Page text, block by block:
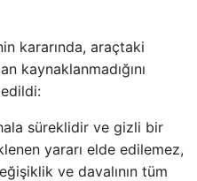
kararında, araçtaki
kaynaklanmadığını
süreklidir ve gizli bir
yararı elde edilemez,
ve davalının tüm